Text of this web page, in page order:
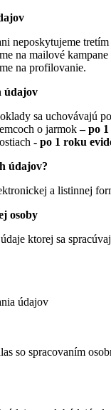
neposkytujeme
na mailové
na profilovanie.
údajov
sa uchovávajú
o jarmok– po
- po 1 roku
údajov?
a listinnej
osoby
ktorej sa
údajov
so spracovaním